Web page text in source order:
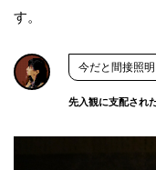
す。
今だと間接照
先入観に支配され